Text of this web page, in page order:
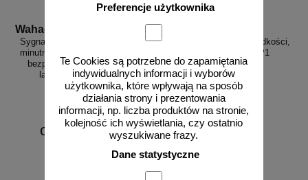
Preferencje użytkownika
Te Cookies są potrzebne do zapamiętania
indywidualnych informacji i wyborów
użytkownika, które wpływają na sposób
działania strony i prezentowania
informacji, np. liczba produktów na stronie,
kolejność ich wyświetlania, czy ostatnio
wyszukiwane frazy.
Dane statystyczne
Wahadlo 20 min
Sygnalizacja świetlna drogowa z
minutnikiem, tymczasowa, LED,
bezprzewodowa, wahadłowa,
lampy 20 cm - komplet
od 6226,88 zł
3D_MP-DP1
Radarowy wyświetlacz prędkości,
radar drogowy MP-DP1